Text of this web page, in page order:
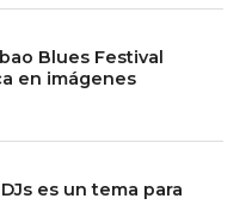
Blues Festival
en imágenes
es un tema para